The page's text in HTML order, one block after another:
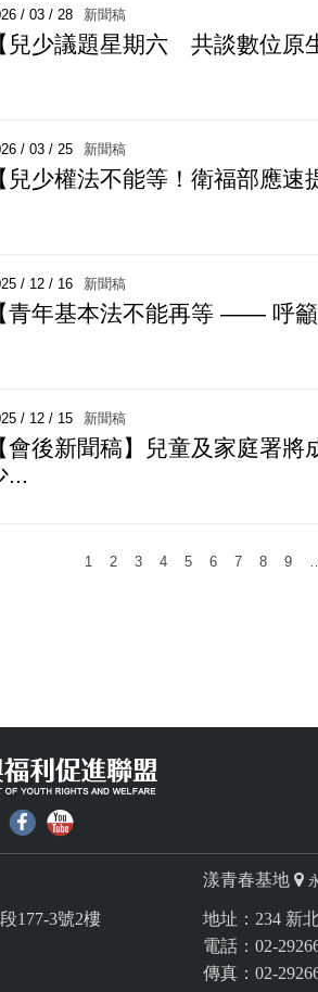
/ 03 / 28 新聞稿
兒少議題星期六 共談數位原
/ 03 / 25 新聞稿
兒少權法不能等！衛福部應速
/ 12 / 16 新聞稿
青年基本法不能再等 —— 呼
/ 12 / 15 新聞稿
會後新聞稿】兒童及家庭署
...
1 2 3 4 5 6 7 8 9
177-3號2樓
漾青春基地
地址：234 新
電話：02-
傳真：02-